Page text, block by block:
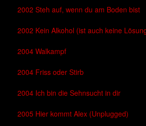
2002 Steh auf, wenn du am Boden bist
2002 Kein Alkohol (ist auch keine
2004 Walkampf
2004 Friss oder Stirb
2004 Ich bin die Sehnsucht in dir
2005 Hier kommt Alex (Unplugged)